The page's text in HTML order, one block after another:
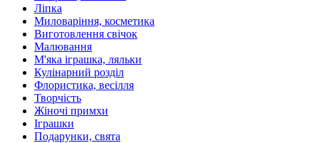
Ліпка
Миловаріння, косметика
Виготовлення свічок
Малювання
М'яка іграшка, ляльки
Кулінарний розділ
Флористика, весілля
Творчість
Жіночі примхи
Іграшки
Подарунки, свята